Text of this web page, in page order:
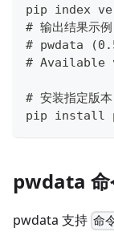
pip index
# 输出结果示例
# pwdata
#
# 安装指定版本
pip install
pwdata 命
pwdata 支持 命